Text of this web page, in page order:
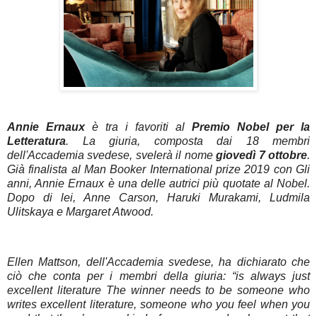
Annie Ernaux è tra i favoriti al Premio Nobel per la
Letteratura. La giuria, composta dai 18 membri
dell'Accademia svedese, svelerà il nomegiovedì 7 ottobre.
Già finalista al Man Booker International prize 2019 con Gli
anni, Annie Ernaux è una delle autrici più quotate al Nobel.
Dopo di lei, Anne Carson, Haruki Murakami, Ludmila
Ulitskaya e Margaret Atwood.
Ellen Mattson, dell'Accademia svedese, ha dichiarato che
ciò che conta per i membri della giuria: “is always just
excellent literature The winner needs to be someone who
writes excellent literature, someone who you feel when you